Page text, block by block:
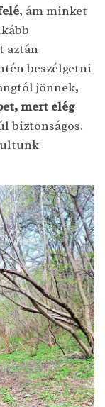
, ám minket
aztán
beszélgetni
jönnek,
mert elég
biztonságos.